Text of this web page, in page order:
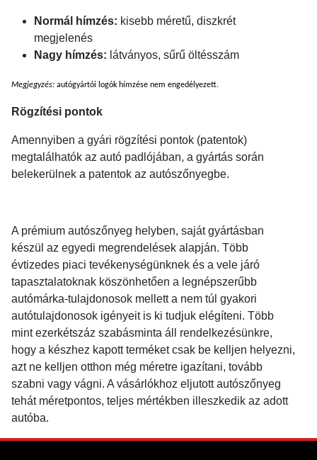
Normál hímzés: kisebb méretű, diszkrét
megjelenés
Nagy hímzés: látványos, sűrű öltésszám
Megjegyzés: autógyártói logók hímzése nem engedélyezett.
Rögzítési pontok
Amennyiben a gyári rögzítési pontok (patentok)
megtalálhatók az autó padlójában, a gyártás során
belekerülnek a patentok az autószőnyegbe.
A prémium autószőnyeg helyben, saját gyártásban
készül az egyedi megrendelések alapján. Több
évtizedes piaci tevékenységünknek és a vele járó
tapasztalatoknak köszönhetően a legnépszerűbb
autómárka-tulajdonosok mellett a nem túl gyakori
autótulajdonosok igényeit is ki tudjuk elégíteni. Több
mint ezerkétszáz szabásminta áll rendelkezésünkre,
hogy a készhez kapott terméket csak be kelljen helyezni,
azt ne kelljen otthon még méretre igazítani, tovább
szabni vagy vágni. A vásárlókhoz eljutott autószőnyeg
tehát méretpontos, teljes mértékben illeszkedik az adott
autóba.